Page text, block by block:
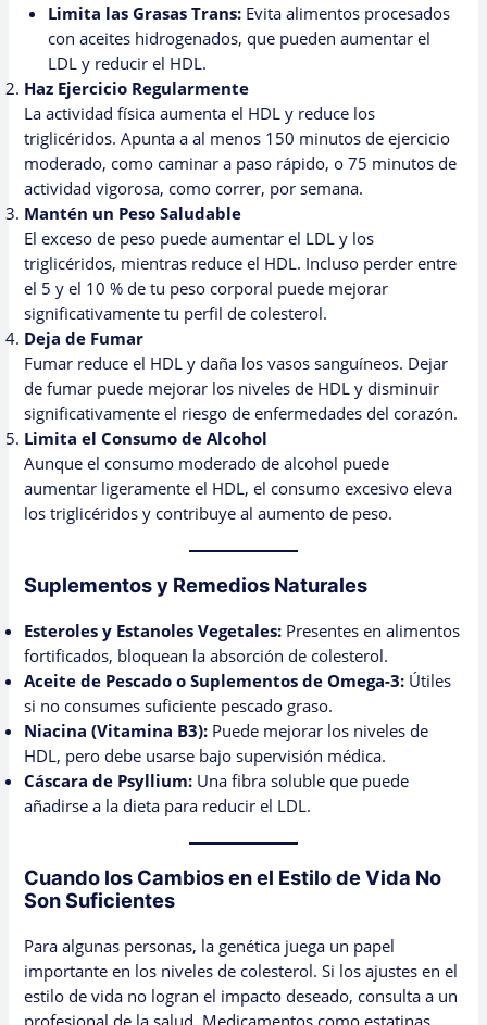
Limita las Grasas Trans: Evita alimentos procesados
con aceites hidrogenados, que pueden aumentar el
LDL y reducir el HDL.
Haz Ejercicio Regularmente
La actividad física aumenta el HDL y reduce los
triglicéridos. Apunta a al menos 150 minutos de ejercicio
moderado, como caminar a paso rápido, o 75 minutos de
actividad vigorosa, como correr, por semana.
Mantén un Peso Saludable
El exceso de peso puede aumentar el LDL y los
triglicéridos, mientras reduce el HDL. Incluso perder entre
el 5 y el 10 % de tu peso corporal puede mejorar
significativamente tu perfil de colesterol.
Deja de Fumar
Fumar reduce el HDL y daña los vasos sanguíneos. Dejar
de fumar puede mejorar los niveles de HDL y disminuir
significativamente el riesgo de enfermedades del corazón.
Limita el Consumo de Alcohol
Aunque el consumo moderado de alcohol puede
aumentar ligeramente el HDL, el consumo excesivo eleva
los triglicéridos y contribuye al aumento de peso.
Suplementos y Remedios Naturales
Esteroles y Estanoles Vegetales: Presentes en alimentos
fortificados, bloquean la absorción de colesterol.
Aceite de Pescado o Suplementos de Omega-3: Útiles
si no consumes suficiente pescado graso.
Niacina (Vitamina B3): Puede mejorar los niveles de
HDL, pero debe usarse bajo supervisión médica.
Cáscara de Psyllium: Una fibra soluble que puede
añadirse a la dieta para reducir el LDL.
Cuando los Cambios en el Estilo de Vida No
Son Suficientes
Para algunas personas, la genética juega un papel
importante en los niveles de colesterol. Si los ajustes en el
estilo de vida no logran el impacto deseado, consulta a un
profesional de la salud. Medicamentos como estatinas,